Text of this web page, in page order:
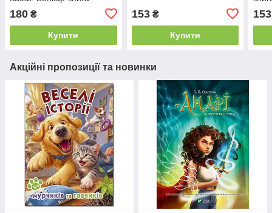
180 ₴
Купити
153₴
Купити
153
Акційні пропозиції та новинки